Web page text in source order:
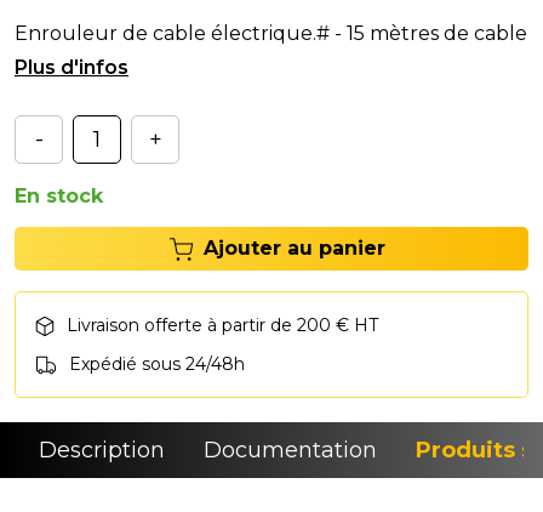
Enrouleur de cable électrique.# - 15 mètres de cable
3G 1,5 - HO5 VVF avec prise SCHUKO.
- +
En stock
Ajouter au panier
Livraison offerte à partir de 200 € HT
Expédié sous 24/48h
Description Documentation Produits